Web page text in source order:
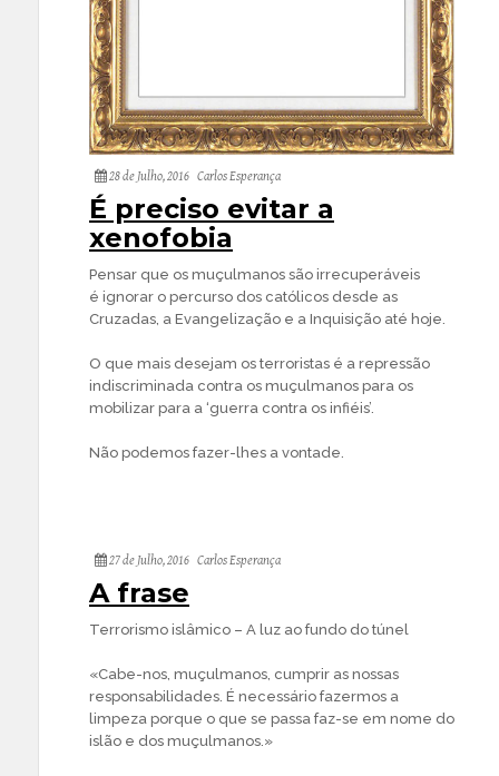
28 de Julho, 2016 Carlos Esperança
É preciso evitar a
xenofobia
Pensar que os muçulmanos são irrecuperáveis
é ignorar o percurso dos católicos desde as
Cruzadas, a Evangelização e a Inquisição até hoje.
O que mais desejam os terroristas é a repressão
indiscriminada contra os muçulmanos para os
mobilizar para a ‘guerra contra os infiéis’.
Não podemos fazer-lhes a vontade.
27 de Julho, 2016 Carlos Esperança
A frase
Terrorismo islâmico – A luz ao fundo do túnel
«Cabe-nos, muçulmanos, cumprir as nossas
responsabilidades. É necessário fazermos a
limpeza porque o que se passa faz-se em nome do
islão e dos muçulmanos.»